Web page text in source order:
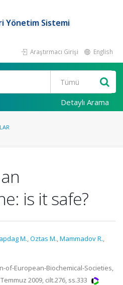
Yönetim Sistemi
Araştırmacı Girişi English
Detaylı Arama
is it safe?
M.,Oztas M.,Mammadov R.,
of-European-Biochemical-Societies,
2009, cilt.276, ss.333